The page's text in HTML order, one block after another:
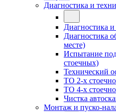
Диагностика и
Диагностика
Диагностика
месте)
Испытание
стоечных)
Технический
ТО 2-х
ТО 4-х
Чистка
Монтаж и пуско-